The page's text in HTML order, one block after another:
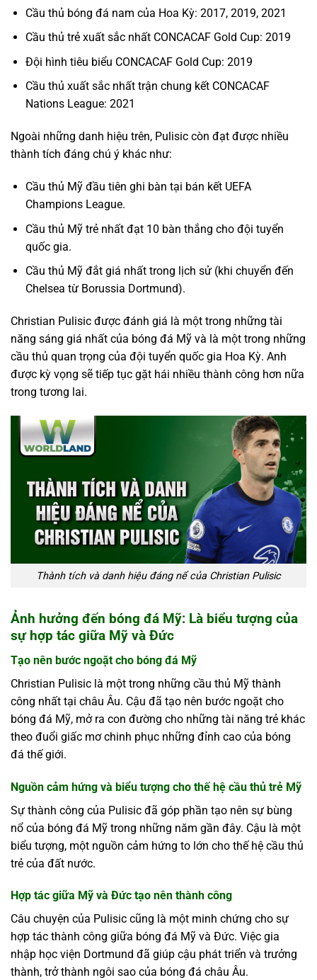
Cầu thủ bóng đá nam của Hoa Kỳ: 2017, 2019, 2021
Cầu thủ trẻ xuất sắc nhất CONCACAF Gold Cup: 2019
Đội hình tiêu biểu CONCACAF Gold Cup: 2019
Cầu thủ xuất sắc nhất trận chung kết CONCACAF
Nations League: 2021
Ngoài những danh hiệu trên, Pulisic còn đạt được nhiều
thành tích đáng chú ý khác như:
Cầu thủ Mỹ đầu tiên ghi bàn tại bán kết UEFA
Champions League.
Cầu thủ Mỹ trẻ nhất đạt 10 bàn thắng cho đội tuyển
quốc gia.
Cầu thủ Mỹ đắt giá nhất trong lịch sử (khi chuyển đến
Chelsea từ Borussia Dortmund).
Christian Pulisic được đánh giá là một trong những tài
năng sáng giá nhất của bóng đá Mỹ và là một trong những
cầu thủ quan trọng của đội tuyển quốc gia Hoa Kỳ. Anh
được kỳ vọng sẽ tiếp tục gặt hái nhiều thành công hơn nữa
trong tương lai.
Thành tích và danh hiệu đáng nể của Christian Pulisic
Ảnh hưởng đến bóng đá Mỹ: Là biểu tượng của
sự hợp tác giữa Mỹ và Đức
Tạo nên bước ngoặt cho bóng đá Mỹ
Christian Pulisic là một trong những cầu thủ Mỹ thành
công nhất tại châu Âu. Cậu đã tạo nên bước ngoặt cho
bóng đá Mỹ, mở ra con đường cho những tài năng trẻ khác
theo đuổi giấc mơ chinh phục những đỉnh cao của bóng
đá thế giới.
Nguồn cảm hứng và biểu tượng cho thế hệ cầu thủ trẻ Mỹ
Sự thành công của Pulisic đã góp phần tạo nên sự bùng
nổ của bóng đá Mỹ trong những năm gần đây. Cậu là một
biểu tượng, một nguồn cảm hứng to lớn cho thế hệ cầu thủ
trẻ của đất nước.
Hợp tác giữa Mỹ và Đức tạo nên thành công
Câu chuyện của Pulisic cũng là một minh chứng cho sự
hợp tác thành công giữa bóng đá Mỹ và Đức. Việc gia
nhập học viện Dortmund đã giúp cậu phát triển và trưởng
thành, trở thành ngôi sao của bóng đá châu Âu.